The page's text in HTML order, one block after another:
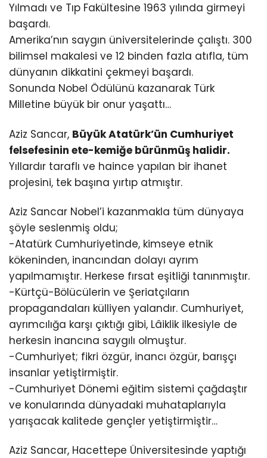
Yılmadı ve Tıp Fakültesine 1963 yılında girmeyi
başardı.
Amerika’nın saygın üniversitelerinde çalıştı. 300
bilimsel makalesi ve 12 binden fazla atıfla, tüm
dünyanın dikkatini çekmeyi başardı.
Sonunda Nobel Ödülünü kazanarak Türk
Milletine büyük bir onur yaşattı…
Aziz Sancar, Büyük Atatürk’ün Cumhuriyet
felsefesinin ete-kemiğe bürünmüş halidir.
Yıllardır taraflı ve haince yapılan bir ihanet
projesini, tek başına yırtıp atmıştır.
Aziz Sancar Nobel’i kazanmakla tüm dünyaya
şöyle seslenmiş oldu;
-Atatürk Cumhuriyetinde, kimseye etnik
kökeninden, inancından dolayı ayrım
yapılmamıştır. Herkese fırsat eşitliği tanınmıştır.
-Kürtçü-Bölücülerin ve Şeriatçıların
propagandaları külliyen yalandır. Cumhuriyet,
ayrımcılığa karşı çıktığı gibi, Lâiklik ilkesiyle de
herkesin inancına saygılı olmuştur.
-Cumhuriyet; fikri özgür, inancı özgür, barışçı
insanlar yetiştirmiştir.
-Cumhuriyet Dönemi eğitim sistemi çağdaştır
ve konularında dünyadaki muhataplarıyla
yarışacak kalitede gençler yetiştirmiştir…
Aziz Sancar, Hacettepe Üniversitesinde yaptığı